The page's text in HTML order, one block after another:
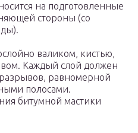
на подготовленные
стороны (со
валиком, кистью,
Каждый слой должен
равномерной
полосами.
битумной мастики